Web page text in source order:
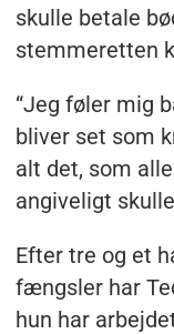
I 2019
før
Kilde:
County
skulle betale
stemmeretten
“Jeg føler mig
bliver set som
alt det, som
angiveligt
Efter tre og et
fængsler har
hun har